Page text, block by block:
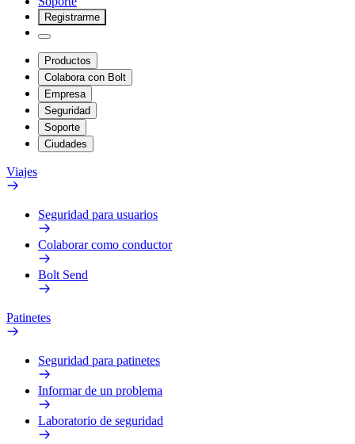
Registrarme
Productos
Colabora con Bolt
Empresa
Seguridad
Soporte
Ciudades
Viajes
Seguridad para usuarios
Colaborar como conductor
Bolt Send
Patinetes
Seguridad para patinetes
Informar de un problema
Laboratorio de seguridad